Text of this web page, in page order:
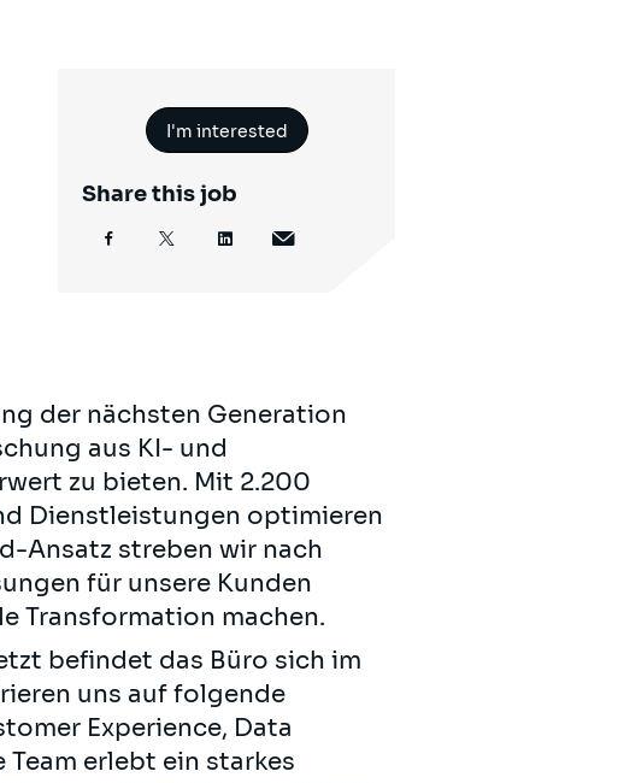
I'm interested
Share this job
der nächsten Generation
aus KI- und
zu bieten. Mit 2.200
Dienstleistungen optimieren
Ansatz streben wir nach
für unsere Kunden
Transformation machen.
befindet das Büro sich im
uns auf folgende
Experience, Data
erlebt ein starkes